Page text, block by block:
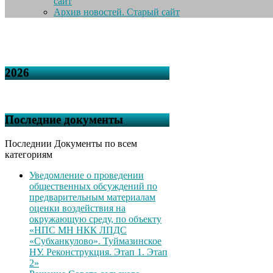
Архив новостей. Старый сайт
2026
Последние документы
Последнии Документы по всем
категориям
Уведомление о проведении
общественных обсуждений по
предварительным материалам
оценки воздействия на
окружающую среду, по объекту
«НПС МН НКК ЛПДС
«Субханкулово». Туймазинское
НУ. Реконструкция. Этап 1. Этап
2»